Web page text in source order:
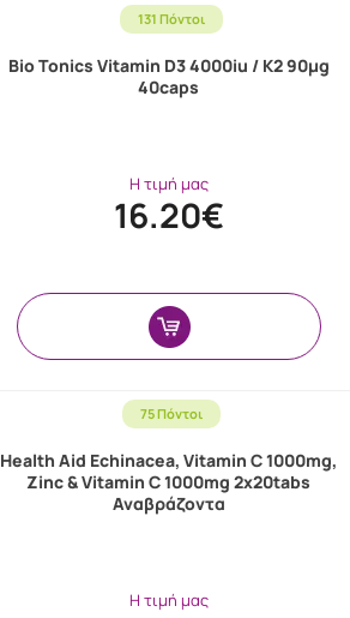
131 Πόντοι
Bio Tonics Vitamin D3 4000iu / K2 90μg
40caps
Η τιμή μας
16.20€
75 Πόντοι
Health Aid Echinacea, Vitamin C 1000mg,
Zinc & Vitamin C 1000mg 2x20tabs
Αναβράζοντα
Η τιμή μας